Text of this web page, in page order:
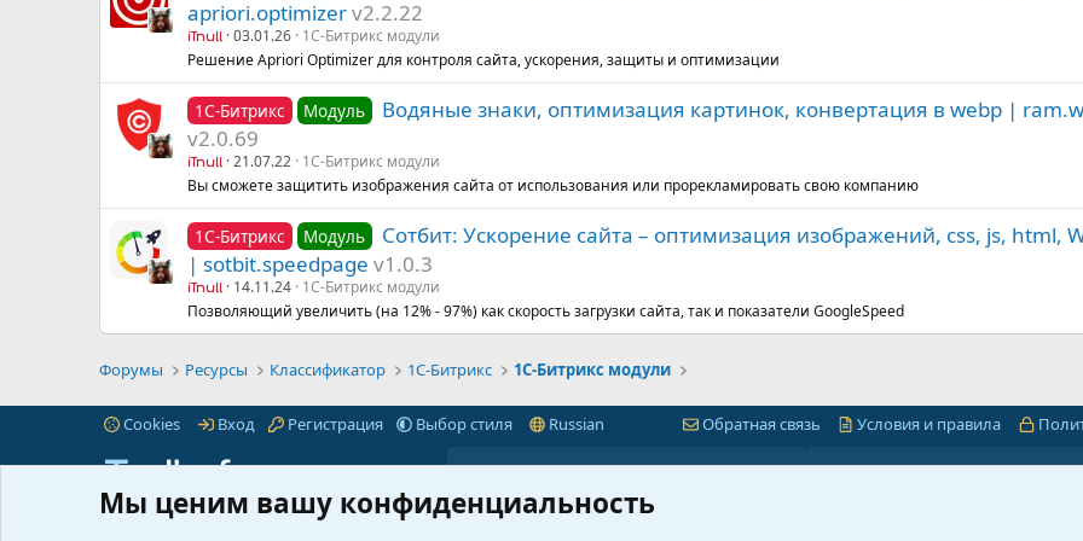
apriori.optimizerv2.2.22
iTnull 03.01.26 1С-Битрикс модули
Решение Apriori Optimizer для контроля сайта, ускорения, защиты и оптимизации
1С-Битрикс Модуль
Водяные знаки, оптимизация картинок, конвертация в webp |
v2.0.69
iTnull 21.07.22 1С-Битрикс модули
Вы сможете защитить изображения сайта от использования или прорекламировать свою компанию
1С-Битрикс Модуль
Сотбит: Ускорение сайта – оптимизация изображений, css, js, html,
| sotbit.speedpage v1.0.3
iTnull 14.11.24 1С-Битрикс модули
Позволяющий увеличить (на 12% - 97%) как скорость загрузки сайта, так и показатели GoogleSpeed
Форумы Ресурсы Классификатор 1С-Битрикс 1С-Битрикс модули
Cookies Вход Регистрация Выбор стиля Russian Обратная связь Условия и правила
iTnull.info - это популярный форум для веб-
Мы ценим вашу конфиденциальность